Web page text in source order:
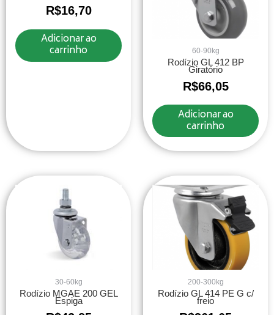
R$16,70
Adicionar ao
carrinho 60-90kg
Rodízio GL 412 BP
Giratório
R$66,05
Adicionar ao
carrinho
30-60kg
Rodízio MGAE 200 GEL
Espiga
200-300kg
Rodízio GL 414 PE G c/
freio